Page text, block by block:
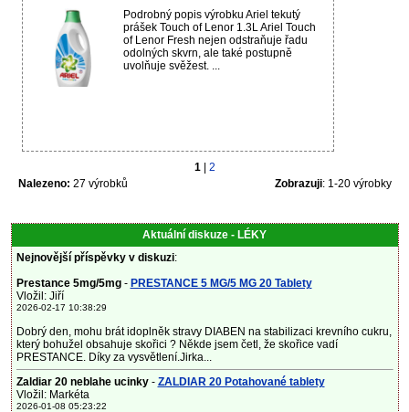
Podrobný popis výrobku Ariel tekutý
prášek Touch of Lenor 1.3L Ariel Touch
of Lenor Fresh nejen odstraňuje řadu
odolných skvrn, ale také postupně
uvolňuje svěžest. ...
1
2
Nalezeno: 27 výrobků Zobrazuji: 1-20 výrobky
Aktuální diskuze - LÉKY
Nejnovější příspěvky v diskuzi:
Prestance 5mg/5mg- PRESTANCE 5 MG/5 MG 20 Tablety
Vložil: Jiří
2026-02-17 10:38:29
Dobrý den, mohu brát idoplněk stravy DIABEN na stabilizaci krevního cukru,
který bohužel obsahuje skořici ? Někde jsem četl, že skořice vadí
PRESTANCE. Díky za vysvětlení.Jirka...
Zaldiar 20 neblahe ucinky- ZALDIAR 20 Potahované tablety
Vložil: Markéta
2026-01-08 05:23:22